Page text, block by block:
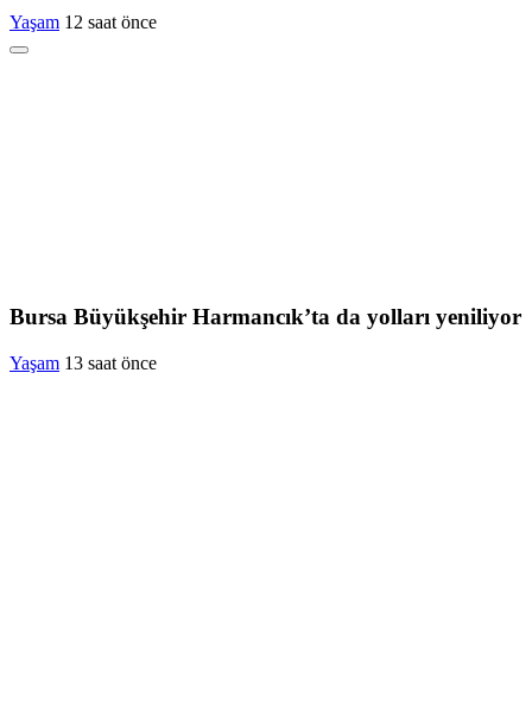
Yaşam 12 saat önce
Bursa Büyükşehir Harmancık’ta da yolları yeniliyor
Yaşam 13 saat önce